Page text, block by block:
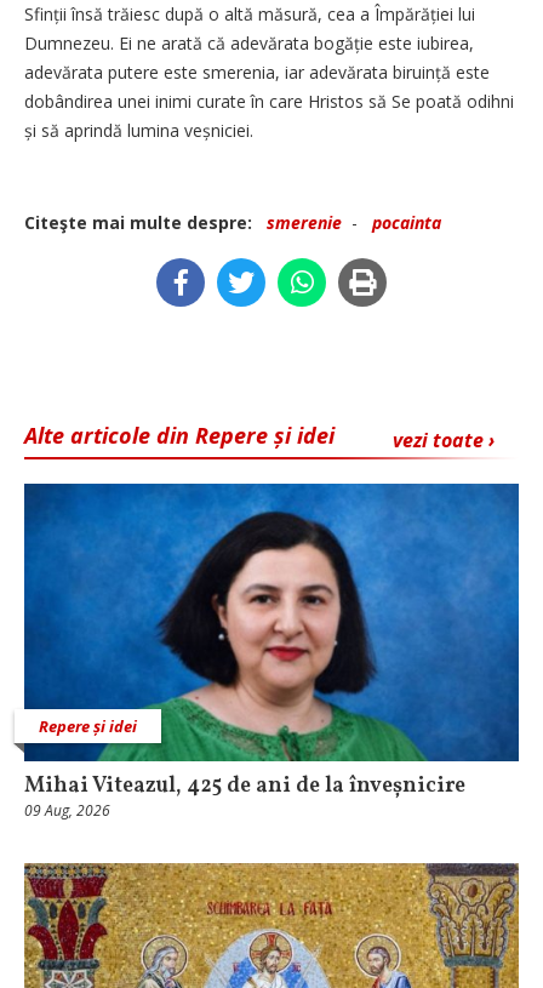
Sfinții însă trăiesc după o altă măsură, cea a Împărăției lui
Dumnezeu. Ei ne arată că adevărata bogăție este iubirea,
adevărata putere este smerenia, iar adevărata biruință este
dobândirea unei inimi curate în care Hristos să Se poată odihni
și să aprindă lumina veșniciei.
Citeşte mai multe despre: smerenie - pocainta
vezi toate ›
Alte articole din Repere și idei
Repere și idei
Mihai Viteazul, 425 de ani de la înveșnicire
09 Aug, 2026